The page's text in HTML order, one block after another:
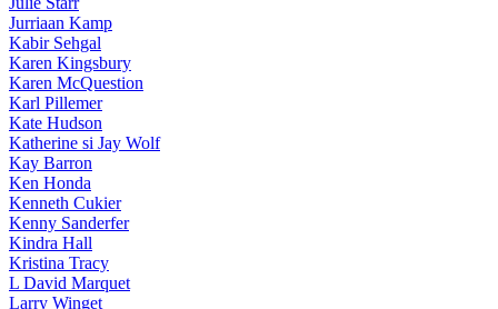
Jurriaan Kamp
Kabir Sehgal
Karen Kingsbury
Karen McQuestion
Karl Pillemer
Kate Hudson
Katherine si Jay Wolf
Kay Barron
Ken Honda
Kenneth Cukier
Kenny Sanderfer
Kindra Hall
Kristina Tracy
L David Marquet
Larry Winget